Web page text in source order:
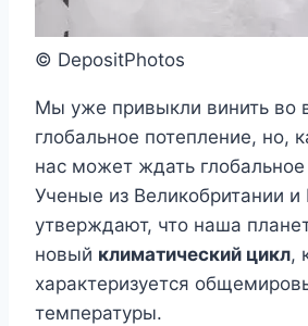
© DepositPhotos
Мы уже привыкли винить во
глобальное потепление, но,
нас может ждать
Ученые из Великобритании и
утверждают, что наша
новый климатический цикл,
характеризуется
температуры.